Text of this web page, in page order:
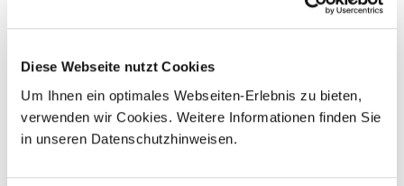
Diese Webseite nutzt Cookies
Um Ihnen ein optimales Webseiten-Erlebnis zu bieten,
verwenden wir Cookies. Weitere Informationen finden Sie
in unseren Datenschutzhinweisen.
Der angegebene Preis stellt die jeweils günstigste
Zimmerkategorie (Standardzimmer) dar, sofern es weitere
Zimmerkategorien gibt (z.B. Superiorzimmer, Suiten o.ä.),